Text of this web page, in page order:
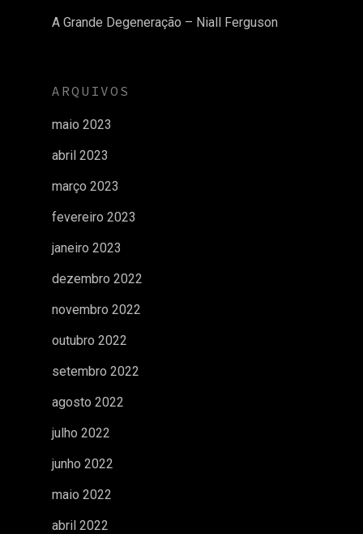
A Grande Degeneração – Niall Ferguson
ARQUIVOS
maio 2023
abril 2023
março 2023
fevereiro 2023
janeiro 2023
dezembro 2022
novembro 2022
outubro 2022
setembro 2022
agosto 2022
julho 2022
junho 2022
maio 2022
abril 2022